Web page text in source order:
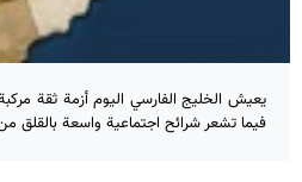
يعيش الخليج الفارسي اليوم أزمة ثقة
فيما تشعر شرائح اجتماعية واسعة بالقلق من